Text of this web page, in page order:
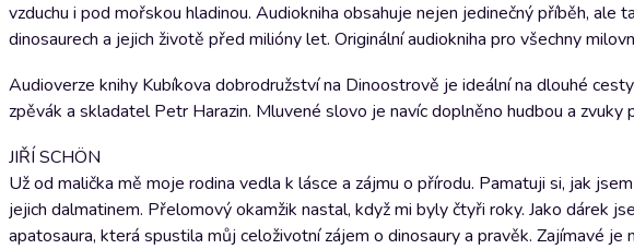
vzduchu i pod mořskou hladinou. Audiokniha obsahuje nejen jedinečný příběh, ale
dinosaurech a jejich životě před milióny let. Originální audiokniha pro všechny
Audioverze knihy Kubíkova dobrodružství na Dinoostrově je ideální na dlouhé
zpěvák a skladatel Petr Harazin. Mluvené slovo je navíc doplněno hudbou a
JIŘÍ SCHÖN
Už od malička mě moje rodina vedla k lásce a zájmu o přírodu. Pamatuji si, jak
jejich dalmatinem. Přelomový okamžik nastal, když mi byly čtyři roky. Jako dárek
apatosaura, která spustila můj celoživotní zájem o dinosaury a pravěk. Zajímavé